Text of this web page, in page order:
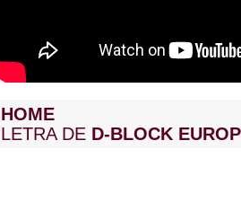
HOME
LETRA DE D-BLOCK